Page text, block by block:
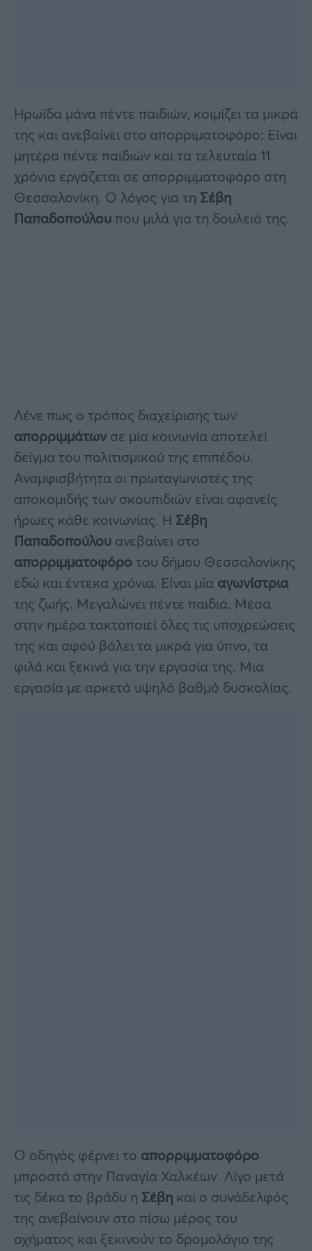
Ηρωίδα μάνα πέντε παιδιών, κοιμίζει τα μικρά
της και ανεβαίνει στο απορριματοφόρο: Είναι
μητέρα πέντε παιδιών και τα τελευταία 11
χρόνια εργάζεται σε απορριμματοφόρο στη
Θεσσαλονίκη. Ο λόγος για τη Σέβη
Παπαδοπούλου που μιλά για τη δουλειά της.
Λένε πως ο τρόπος διαχείρισης των
απορριμμάτωνσε μία κοινωνία αποτελεί
δείγμα του πολιτισμικού της επιπέδου.
Αναμφισβήτητα οι πρωταγωνιστές της
αποκομιδής των σκουπιδιών είναι αφανείς
ήρωες κάθε κοινωνίας. Η Σέβη
Παπαδοπούλου ανεβαίνει στο
απορριμματοφόροτου δήμου Θεσσαλονίκης
εδώ και έντεκα χρόνια. Είναι μία αγωνίστρια
της ζωής. Μεγαλώνει πέντε παιδιά. Μέσα
στην ημέρα τακτοποιεί όλες τις υποχρεώσεις
της και αφού βάλει τα μικρά για ύπνο, τα
φιλά και ξεκινά για την εργασία της. Μια
εργασία με αρκετά υψηλό βαθμό δυσκολίας.
Ο οδηγός φέρνει το απορριμματοφόρο
μπροστά στην Παναγία Χαλκέων. Λίγο μετά
τις δέκα το βράδυ η Σέβη και ο συνάδελφός
της ανεβαίνουν στο πίσω μέρος του
οχήματος και ξεκινούν το δρομολόγιο της